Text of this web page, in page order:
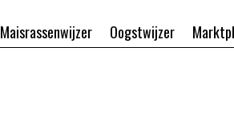
Oogstwijzer
Maisrassenwijzer